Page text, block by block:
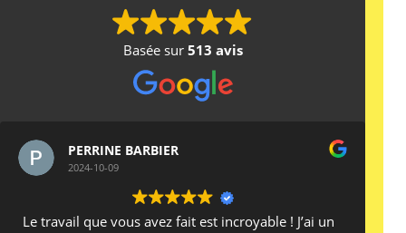
Basée sur 513 avis
Alex Krier
2024-10-03
Bonjour